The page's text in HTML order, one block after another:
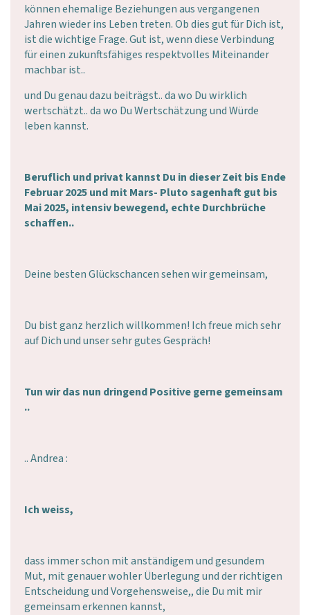
können ehemalige Beziehungen aus vergangenen
Jahren wieder ins Leben treten. Ob dies gut für Dich ist,
ist die wichtige Frage. Gut ist, wenn diese Verbindung
für einen zukunftsfähiges respektvolles Miteinander
machbar ist..
und Du genau dazu beiträgst.. da wo Du wirklich
wertschätzt.. da wo Du Wertschätzung und Würde
leben kannst.
Beruflich und privat kannst Du in dieser Zeit bis Ende
Februar 2025 und mit Mars- Pluto sagenhaft gut bis
Mai 2025, intensiv bewegend, echte Durchbrüche
schaffen..
Deine besten Glückschancen sehen wir gemeinsam,
Du bist ganz herzlich willkommen! Ich freue mich sehr
auf Dich und unser sehr gutes Gespräch!
Tun wir das nun dringend Positive gerne gemeinsam
..
.. Andrea :
Ich weiss,
dass immer schon mit anständigem und gesundem
Mut, mit genauer wohler Überlegung und der richtigen
Entscheidung und Vorgehensweise,, die Du mit mir
gemeinsam erkennen kannst,